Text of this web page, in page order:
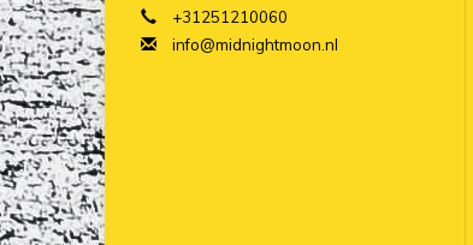
+31251210060
info@midnightmoon.nl